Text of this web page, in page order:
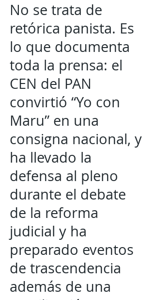
No se trata de
retórica panista. Es
lo que documenta
toda la prensa: el
CEN del PAN
convirtió “Yo con
Maru” en una
consigna nacional, y
ha llevado la
defensa al pleno
durante el debate
de la reforma
judicial y ha
preparado eventos
de trascendencia
además de una